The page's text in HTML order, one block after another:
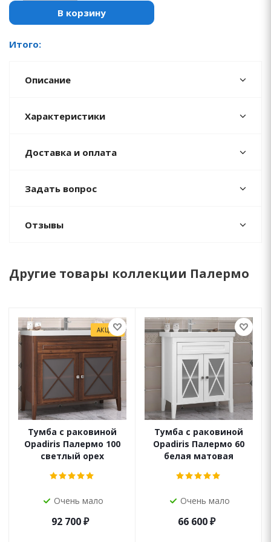
В корзину
Итого:
Описание
Характеристики
Доставка и оплата
Задать вопрос
Отзывы
Другие товары коллекции Палермо
АКЦИЯ
Тумба с раковиной
Opadiris Палермо 100
светлый орех
Очень мало
92 700₽
Тумба с раковиной
Opadiris Палермо 60
белая матовая
Очень мало
66 600₽